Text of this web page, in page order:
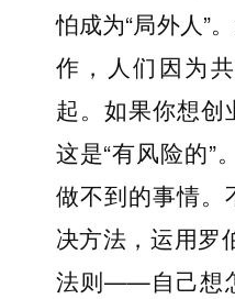
怕成为“局外人”
作，人们因为
起。如果你想
这是“有风险的”
做不到的事情。
决方法，运用罗
法则——自己想